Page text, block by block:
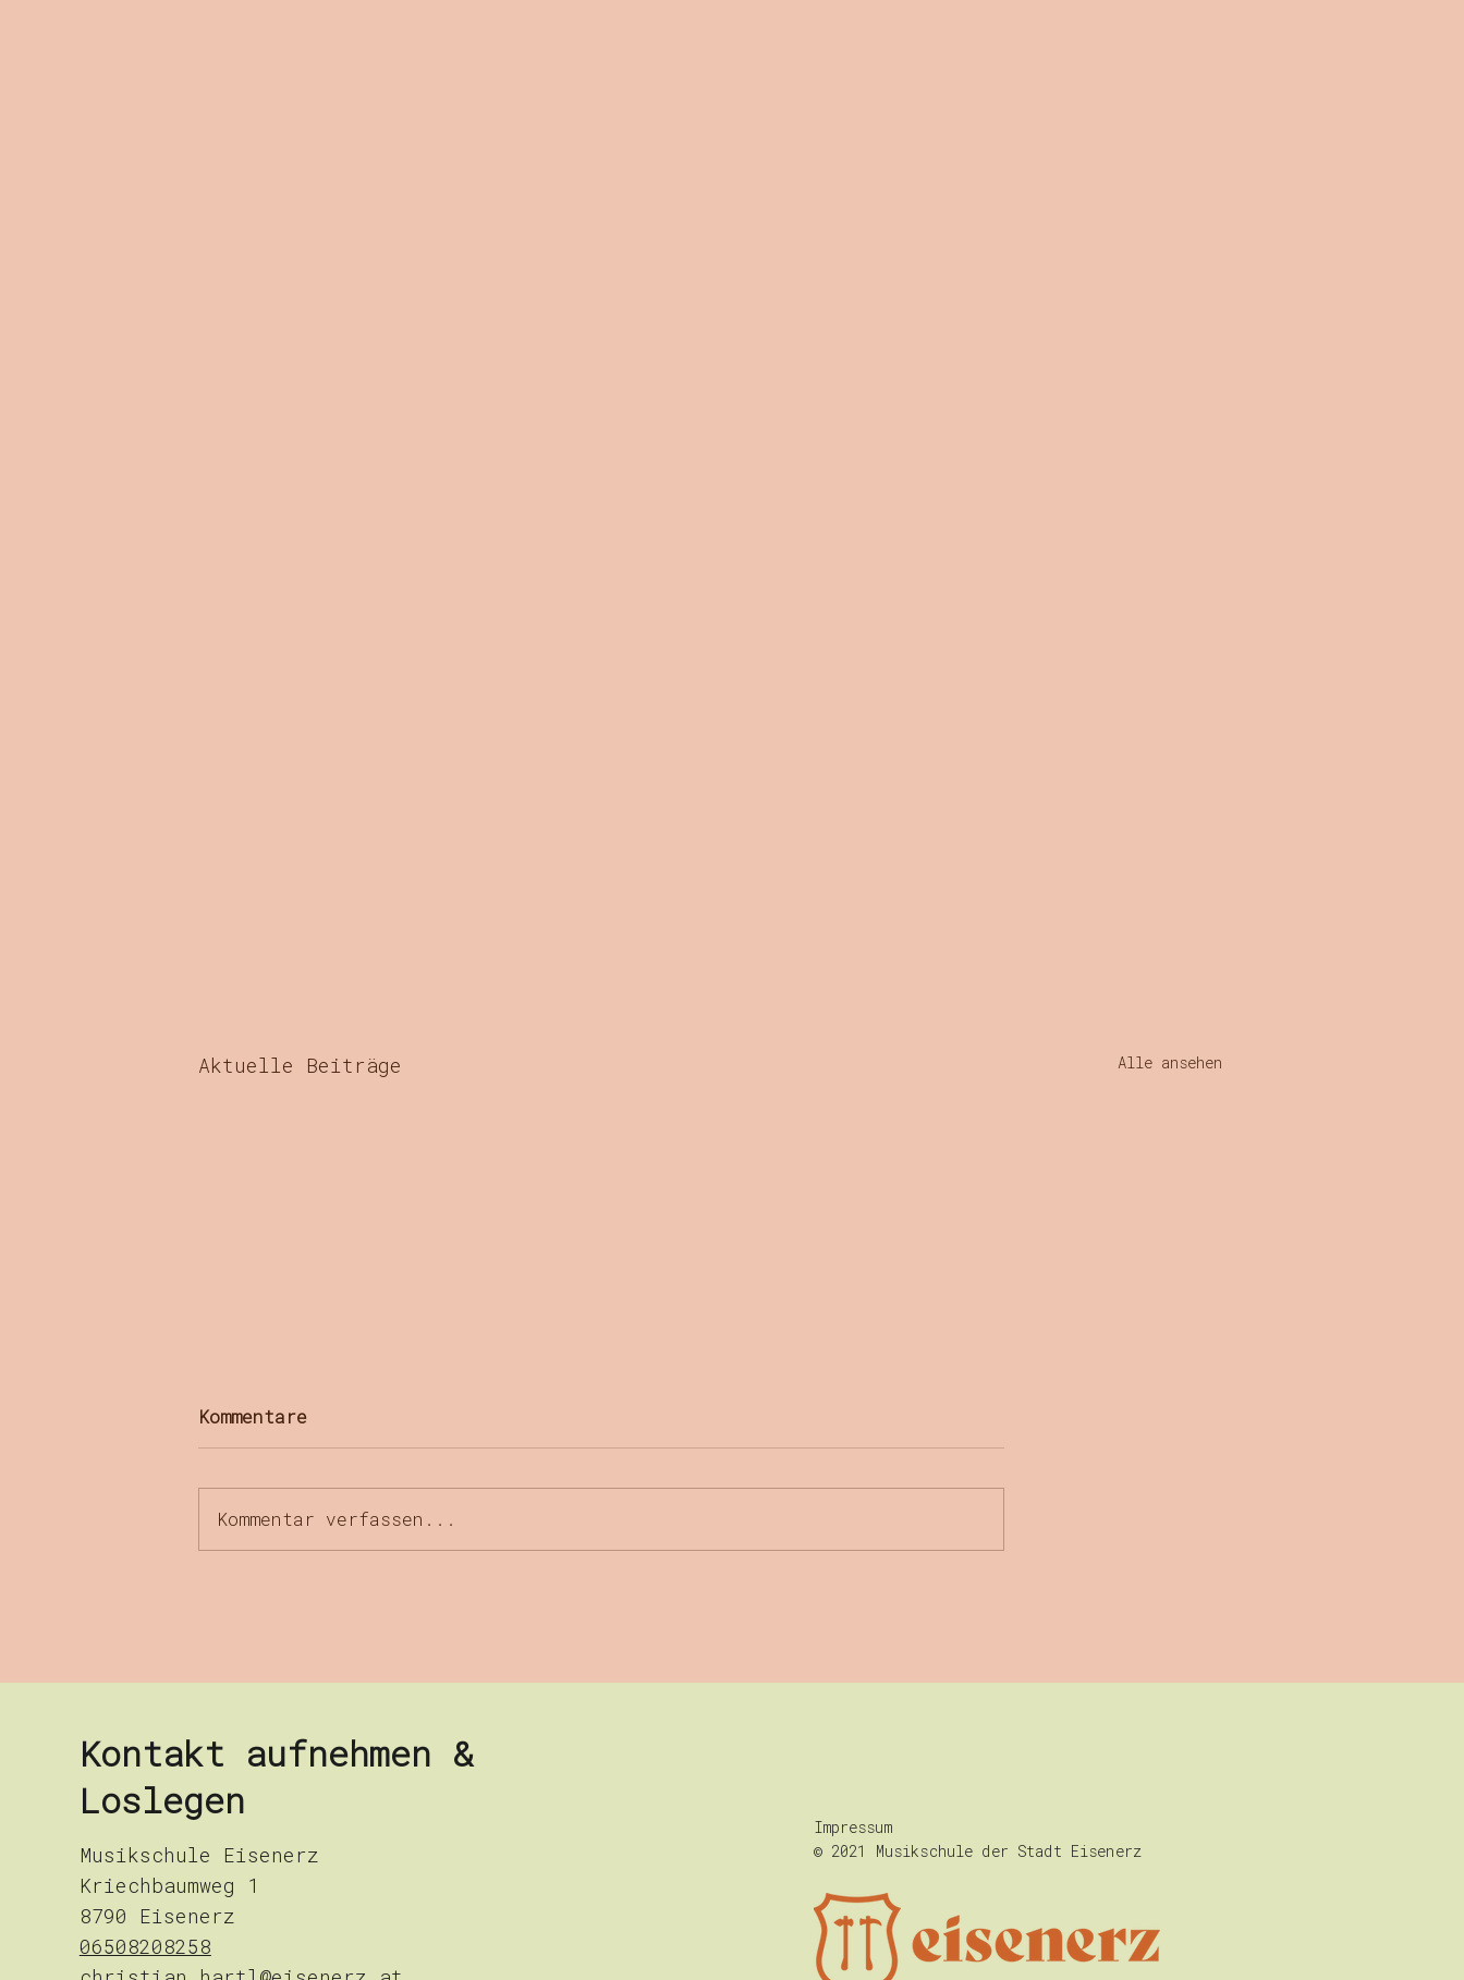
Aktuelle Beiträge Alle ansehen
Kommentare
Kommentar verfassen...
Kontakt aufnehmen &
Loslegen
Musikschule Eisenerz
Kriechbaumweg 1
8790 Eisenerz
06508208258
Impressum
© 2021 Musikschule der Stadt Eisenerz